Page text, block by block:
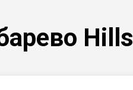
Hills